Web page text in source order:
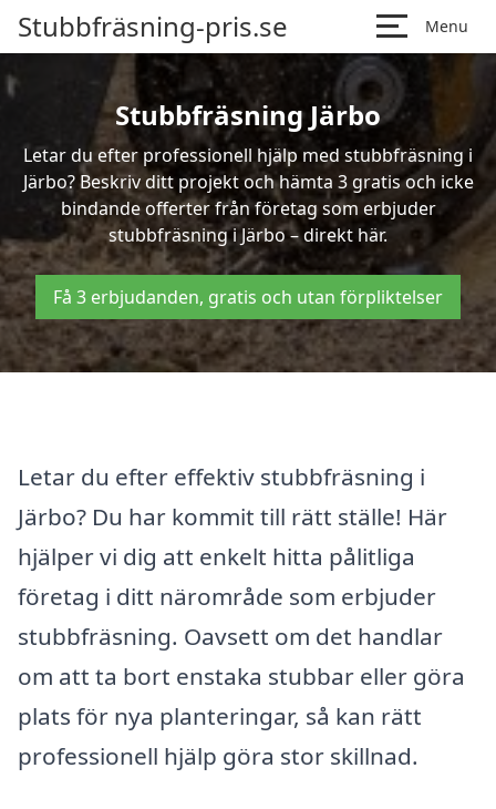
Stubbfräsning-pris.se Menu
Stubbfräsning Järbo
Letar du efter professionell hjälp med stubbfräsning i
Järbo? Beskriv ditt projekt och hämta 3 gratis och icke
bindande offerter från företag som erbjuder
stubbfräsning i Järbo – direkt här.
Få 3 erbjudanden, gratis och utan förpliktelser
Letar du efter effektiv stubbfräsning i
Järbo? Du har kommit till rätt ställe! Här
hjälper vi dig att enkelt hitta pålitliga
företag i ditt närområde som erbjuder
stubbfräsning. Oavsett om det handlar
om att ta bort enstaka stubbar eller göra
plats för nya planteringar, så kan rätt
professionell hjälp göra stor skillnad.